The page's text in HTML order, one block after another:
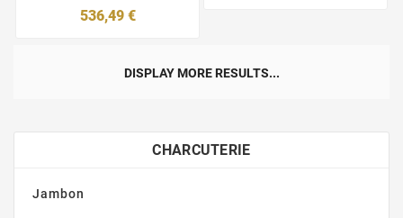
536,49 €Prix
DISPLAY MORE RESULTS...
CHARCUTERIE
Jambon